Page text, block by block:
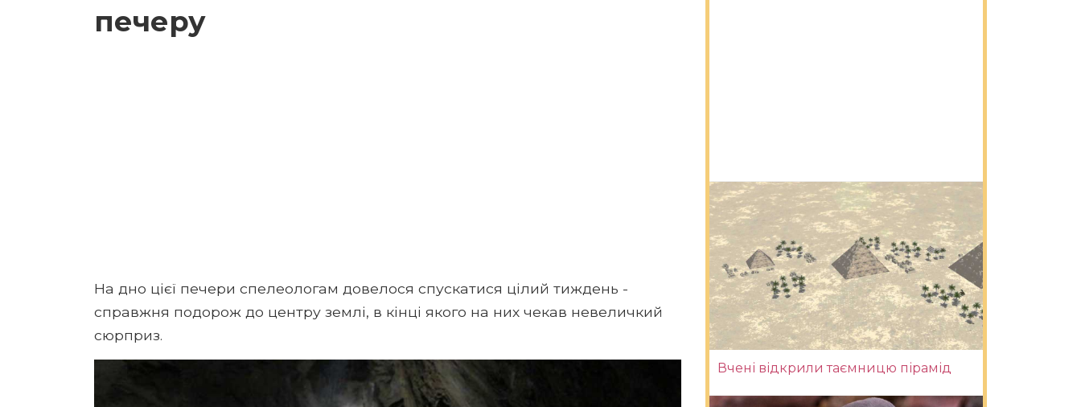
печеру
На дно цієї печери спелеологам довелося спускатися цілий тиждень -
справжня подорож до центру землі, в кінці якого на них чекав невеличкий
сюрприз.
Вчені відкрили таємницю пірамід